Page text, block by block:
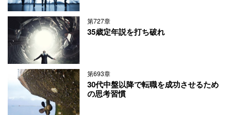
第727章
35歳定年説を打ち破れ
第693章
30代中盤以降で転職を成功させるため
の思考習慣